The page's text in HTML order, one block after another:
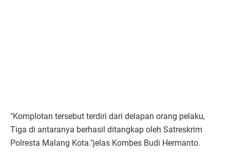
"Komplotan tersebut terdiri dari delapan orang pelaku,
Tiga di antaranya berhasil ditangkap oleh Satreskrim
Polresta Malang Kota."jelas Kombes Budi Hermanto.